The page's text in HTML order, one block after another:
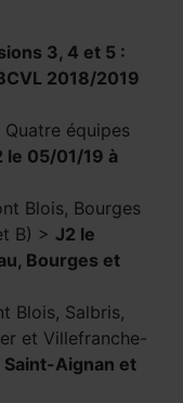
3, 4 et 5 :
2018/2019
Quatre équipes
le 05/01/19 à
Blois, Bourges
B) > J2 le
Bourges et
Blois, Salbris,
et Villefranche-
Saint-Aignan et